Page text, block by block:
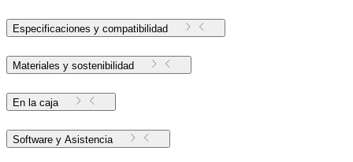
Especificaciones y compatibilidad
Materiales y sostenibilidad
En la caja
Software y Asistencia